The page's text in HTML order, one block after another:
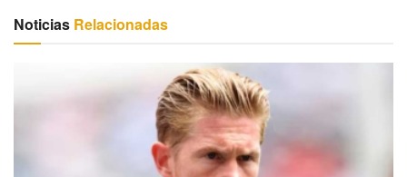
Noticias Relacionadas